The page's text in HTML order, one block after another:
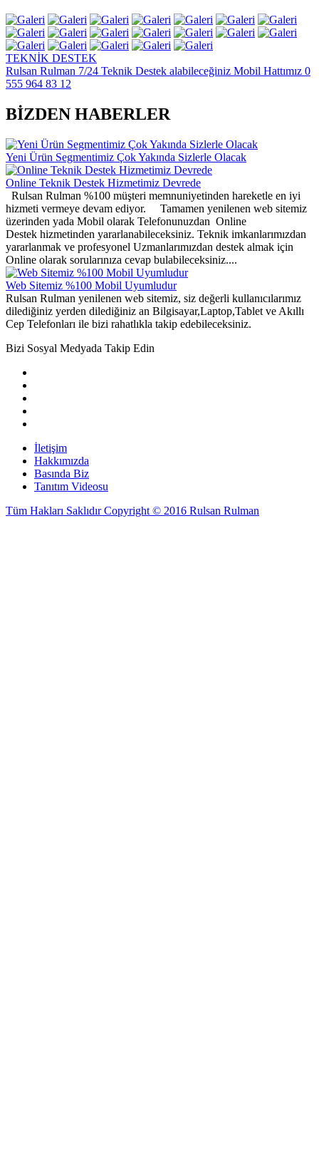
TEKNİK DESTEK
Rulsan Rulman 7/24 Teknik Destek alabileceğiniz Mobil Hattımız 0
555 964 83 12
BİZDEN HABERLER
Yeni Ürün Segmentimiz Çok Yakında Sizlerle Olacak
Online Teknik Destek Hizmetimiz Devrede
Rulsan Rulman %100 müşteri memnuniyetinden hareketle en iyi
hizmeti vermeye devam ediyor. Tamamen yenilenen web sitemiz
üzerinden yada Mobil olarak Telefonunuzdan Online
Destek hizmetinden yararlanabileceksiniz. Teknik imkanlarımızdan
yararlanmak ve profesyonel Uzmanlarımızdan destek almak için
Online olarak sorularınıza cevap bulabileceksiniz....
Web Sitemiz %100 Mobil Uyumludur
Rulsan Rulman yenilenen web sitemiz, siz değerli kullanıcılarımız
dilediğiniz yerden dilediğiniz an Bilgisayar,Laptop,Tablet ve Akıllı
Cep Telefonları ile bizi rahatlıkla takip edebileceksiniz.
Bizi Sosyal Medyada Takip Edin
İletişim
Hakkımızda
Basında Biz
Tanıtım Videosu
Tüm Hakları Saklıdır Copyright © 2016 Rulsan Rulman